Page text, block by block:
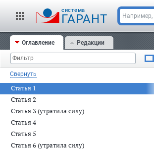
cистема
ГАРАНТ Например,
Оглавление Редакции
Свернуть
Статья 1
Статья 2
Статья 3 (утратила силу)
Статья 4
Статья 5
Статья 6 (утратила силу)